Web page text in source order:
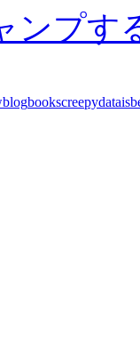
ンプす
blogbookscreepy